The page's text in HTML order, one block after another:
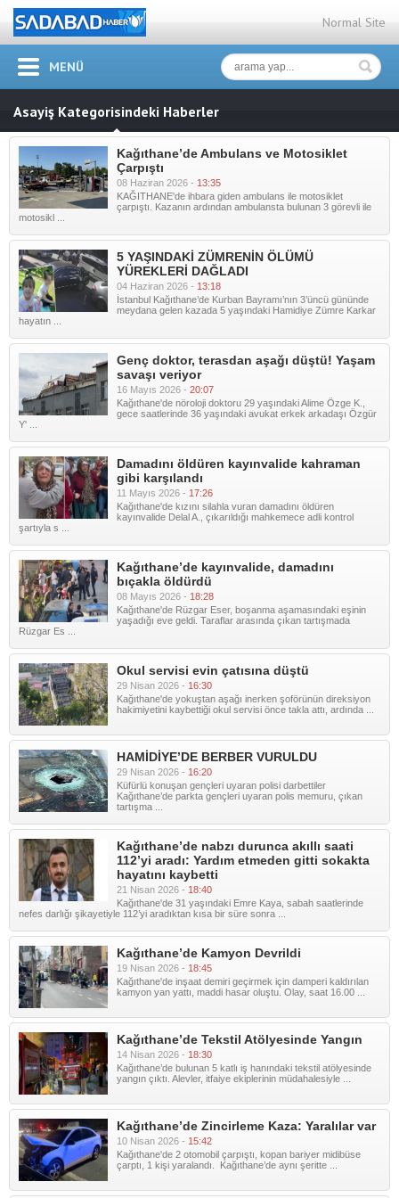
Normal Site
MENÜ
Asayiş Kategorisindeki Haberler
Kağıthane’de Ambulans ve Motosiklet
Çarpıştı
08 Haziran 2026 - 13:35
KAĞITHANE'de ihbara giden ambulans ile motosiklet
çarpıştı. Kazanın ardından ambulansta bulunan 3 görevli ile
motosikl ...
5 YAŞINDAKİ ZÜMRENİN ÖLÜMÜ
YÜREKLERİ DAĞLADI
04 Haziran 2026 - 13:18
İstanbul Kağıthane’de Kurban Bayramı’nın 3’üncü gününde
meydana gelen kazada 5 yaşındaki Hamidiye Zümre Karkar
hayatın ...
Genç doktor, terasdan aşağı düştü! Yaşam
savaşı veriyor
16 Mayıs 2026 - 20:07
Kağıthane'de nöroloji doktoru 29 yaşındaki Alime Özge K.,
gece saatlerinde 36 yaşındaki avukat erkek arkadaşı Özgür
Y' ...
Damadını öldüren kayınvalide kahraman
gibi karşılandı
11 Mayıs 2026 - 17:26
Kağıthane'de kızını silahla vuran damadını öldüren
kayınvalide Delal A., çıkarıldığı mahkemece adli kontrol
şartıyla s ...
Kağıthane’de kayınvalide, damadını
bıçakla öldürdü
08 Mayıs 2026 - 18:28
Kağıthane'de Rüzgar Eser, boşanma aşamasındaki eşinin
yaşadığı eve geldi. Taraflar arasında çıkan tartışmada
Rüzgar Es ...
Okul servisi evin çatısına düştü
29 Nisan 2026 - 16:30
Kağıthane'de yokuştan aşağı inerken şoförünün direksiyon
hakimiyetini kaybettiği okul servisi önce takla attı, ardında ...
HAMİDİYE’DE BERBER VURULDU
29 Nisan 2026 - 16:20
Küfürlü konuşan gençleri uyaran polisi darbettiler
Kağıthane’de parkta gençleri uyaran polis memuru, çıkan
tartışma ...
Kağıthane’de nabzı durunca akıllı saati
112’yi aradı: Yardım etmeden gitti sokakta
hayatını kaybetti
21 Nisan 2026 - 18:40
Kağıthane'de 31 yaşındaki Emre Kaya, sabah saatlerinde
nefes darlığı şikayetiyle 112’yi aradıktan kısa bir süre sonra ...
Kağıthane’de Kamyon Devrildi
19 Nisan 2026 - 18:45
Kağıthane'de inşaat demiri geçirmek için damperi kaldırılan
kamyon yan yattı, maddi hasar oluştu. Olay, saat 16.00 ...
Kağıthane’de Tekstil Atölyesinde Yangın
14 Nisan 2026 - 18:30
Kağıthane’de bulunan 5 katlı iş hanındaki tekstil atölyesinde
yangın çıktı. Alevler, itfaiye ekiplerinin müdahalesiyle ...
Kağıthane’de Zincirleme Kaza: Yaralılar var
10 Nisan 2026 - 15:42
Kağıthane'de 2 otomobil çarpıştı, kopan bariyer midibüse
çarptı, 1 kişi yaralandı. Kağıthane’de aynı şeritte ...